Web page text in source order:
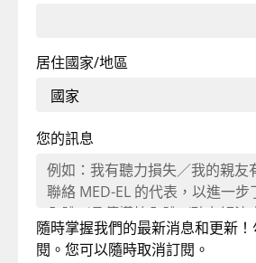
居住國家/地區
您的訊息
隨時掌握我們的最新消息和更新
閱。您可以隨時取消訂閱。